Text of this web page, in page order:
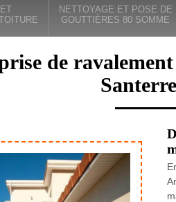
NETTOYAGE ET POSE DE
GOUTTIÈRES 80 SOMME
de